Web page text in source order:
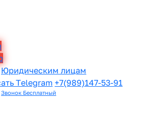
Юридическим лицам
Telegram +7(989)147-53-91
Звонок Бесплатный